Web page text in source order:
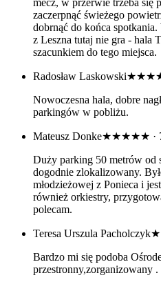
zaczerpnąć świeżego
dobrnąć do końca
z Leszna tutaj nie gra - hala
szacunkiem do tego miejsca.
Radosław Laskowski
Nowoczesna hala, dobre
parkingów w pobliżu.
Mateusz Donke★★★★★ ·
Duży parking 50 metrów od
dogodnie zlokalizowany.
młodzieżowej z Ponieca i
również orkiestry,
polecam.
Teresa Urszula Pacholczyk
Bardzo mi się podoba
przestronny,zorganizowany .